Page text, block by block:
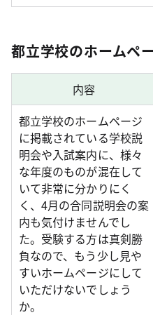
都立学校のホームペ
内容
都立学校のホームページ
に掲載されている学校説
明会や入試案内に、様々
な年度のものが混在して
いて非常に分かりにく
く、4月の合同説明会の案
内も気付けませんでし
た。受験する方は真剣勝
負なので、もう少し見や
すいホームページにして
いただけないでしょう
か。